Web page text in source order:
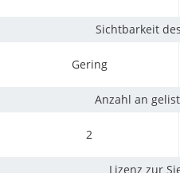
Sichtbarkeit
Gering
Anzahl an
2
Lizenz zur